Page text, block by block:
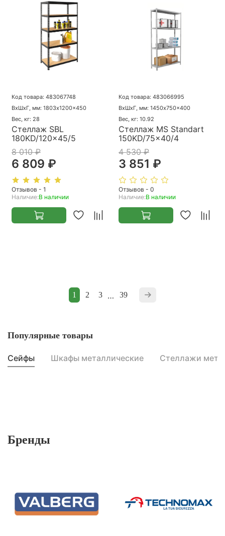
Код товара: 483067748
ВхШхГ, мм: 1803x1200x450
Вес, кг: 28
Стеллаж SBL
180KD/120x45/5
8 010 ₽
6 809 ₽
Отзывов - 1
Наличие:В наличии
Код товара: 483066995
ВхШхГ, мм: 1450x750x400
Вес, кг: 10.92
Стеллаж MS Standart
150KD/75x40/4
4 530 ₽
3 851 ₽
Отзывов - 0
Наличие:В наличии
1 2 3 … 39
Популярные товары
Сейфы Шкафы металлические Стеллажи
Бренды